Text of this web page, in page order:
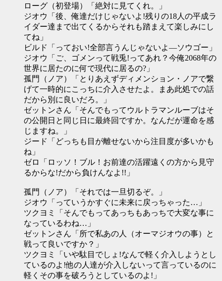
ローグ（初登場）「絶対に見てくれ。」
ジオウ「後、俺達だけじゃないよ!残りの18人の平成ラ
イダー達まで出てくるからそれも踏まえて楽しみにし
てね」
ビルド「っておい!全部言うんじゃないよ―ソウゴー」
ジオウ「ご、ゴメンって戦兎!ってあれ？今俺2068年の
世界に居たのに何で現代に居るの?」
孤門（ノア）「とりあえずディメンション・ノアで繋
げて一時的にこっちに介入させたよ。まあ此処での話
だから別に良いだろ。」
ゼットンさん「そんでもってウルトラマンルーブはそ
の公開日と同じ日に最終回ですか。なんだが運命を感
じますね。」
ジード「どっちも目が離せないから注目度が多いかも
ね」
ゼロ「ロッソ！ブル！お前達の活躍遠くの方から見守
るからな!だから負けんなよ!!」
孤門（ノア）「それでは一旦切るぞ。」
ジオウ「っていうかすぐに未来に戻っちゃった…」
ツクヨミ「そんでもってあっちもあっちで大変な事に
なっているわね…」
ゼットンさん「所で私あの人（オーマジオウの事）と
戦って良いですか？」
ツクヨミ「いや駄目でしょ!なんで軽く介入しようとし
ているのよ!他の人達が介入しないって言っているのに
軽くその事を破ろうとしているのよ!」